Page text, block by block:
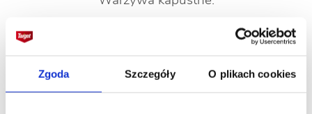
Zgoda Szczegóły O plikach cookies